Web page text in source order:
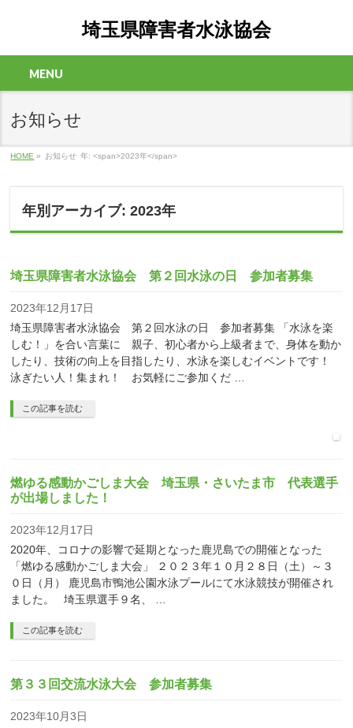
埼玉県障害者水泳協会
MENU
お知らせ
HOME » お知らせ 年: <span>2023年</span>
年別アーカイブ: 2023年
埼玉県障害者水泳協会 第２回水泳の日 参加者募集
2023年12月17日
埼玉県障害者水泳協会 第２回水泳の日 参加者募集 「水泳を楽
しむ！」を合い言葉に 親子、初心者から上級者まで、身体を動か
したり、技術の向上を目指したり、水泳を楽しむイベントです！
泳ぎたい人！集まれ！ お気軽にご参加くだ …
この記事を読む
燃ゆる感動かごしま大会 埼玉県・さいたま市 代表選手
が出場しました！
2023年12月17日
2020年、コロナの影響で延期となった鹿児島での開催となった
「燃ゆる感動かごしま大会」 ２０２３年１０月２８日（土）～３
０日（月） 鹿児島市鴨池公園水泳プールにて水泳競技が開催され
ました。 埼玉県選手９名、 …
この記事を読む
第３３回交流水泳大会 参加者募集
2023年10月3日